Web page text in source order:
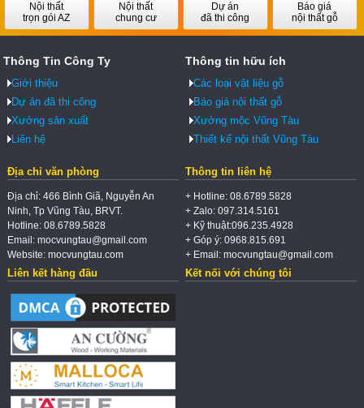
Nội thất
trọn gói AZ
Nội thất
chung cư
Dự án
đã thi công
Báo giá
nội thất gỗ
Thông Tin Công Ty
Giới thiệu
Dự án đã thi công
Xưởng sản xuất
Liên hệ
Thông tin hữu ích
Các loại vật liệu gỗ
Báo giá nội thất gỗ
Xưởng mộc Vũng Tàu
Thiết kế nội thất Vũng Tàu
Địa chỉ văn phòng
Địa chỉ: 466 Bình Giã, Nguyễn An
Ninh, Tp Vũng Tàu, BRVT.
Hotline: 08.6789.5828
Email: mocvungtau@gmail.com
Website: mocvungtau.com
Thông tin liên hệ
+ Hotline: 08.6789.5828
+ Zalo: 097.314.5161
+ Kỹ thuật:096.235.4928
+ Góp ý: 0968.815.691
+ Email: mocvungtau@gmail.com
Liên kết hàng đầu Kết nối với chúng tôi